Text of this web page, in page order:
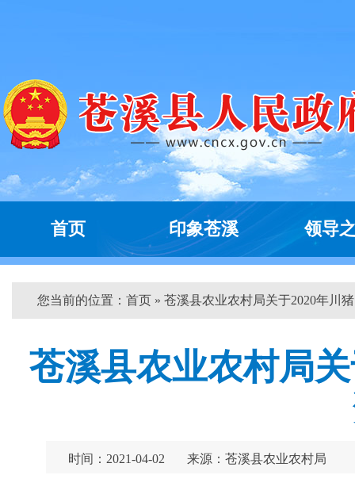
首页 印象苍溪 领导
您当前的位置： 首页 » 苍溪县农业农村局关于2020年川
苍溪县农业农村局
时间：2021-04-02 来源：苍溪县农业农村局